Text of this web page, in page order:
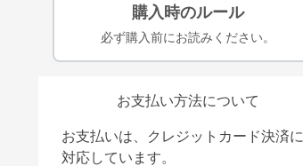
購入時のルール
必ず購入前にお読みください。
お支払い方法について
お支払いは、クレジットカード決済に
対応しています。